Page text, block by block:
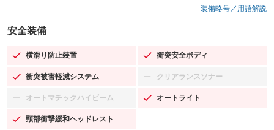
装備略号／用語解説
安全装備
横滑り防止装置
：装備あり 衝突安全ボディ
：装備あり
衝突被害軽減システム
：装備あり クリアランスソナー
：装備なし
オートマチックハイビーム
：装備なし オートライト
：装備あり
頸部衝撃緩和ヘッドレスト
：装備あり